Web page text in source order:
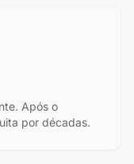
Após o
por décadas.